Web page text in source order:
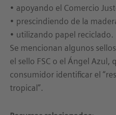
• apoyando el Comercio
• prescindiendo de la
• utilizando papel reciclado.
Se mencionan algunos
el sello FSC o el Ángel Azul,
consumidor identificar el
tropical”.